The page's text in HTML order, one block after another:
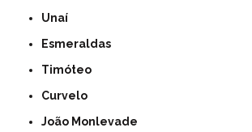
Unaí
Esmeraldas
Timóteo
Curvelo
João Monlevade